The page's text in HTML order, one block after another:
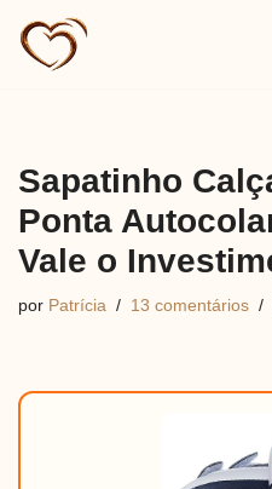
Pular
Sapatinho
Ponta
Vale o
por Patrícia 13 comentários